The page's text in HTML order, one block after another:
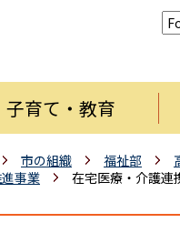
子育て・教育
市の組織 福祉部
事業
在宅医療・介護連